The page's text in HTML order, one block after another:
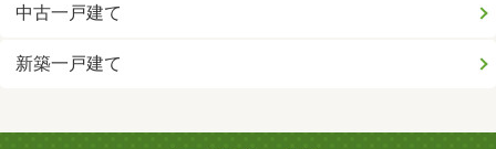
中古一戸建て
新築一戸建て